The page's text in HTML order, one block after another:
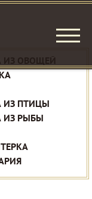
ИЗ ПТИЦЫ
ИЗ РЫБЫ